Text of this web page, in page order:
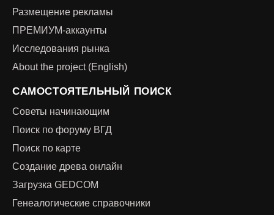
Размещение рекламы
ПРЕМИУМ-аккаунты
Исследования рынка
About the project (English)
САМОСТОЯТЕЛЬНЫЙ ПОИСК
Советы начинающим
Поиск по форуму ВГД
Поиск по карте
Создание древа онлайн
Загрузка GEDCOM
Генеалогические справочники